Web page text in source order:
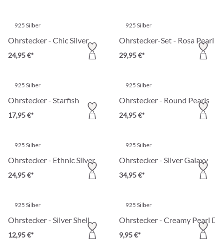
925 Silber
Ohrstecker - Chic Silver
24,95 €*
925 Silber
Ohrstecker-Set - Rosa Pearl
29,95 €*
925 Silber
Ohrstecker - Starfish
17,95 €*
925 Silber
Ohrstecker - Round Pearls
24,95 €*
925 Silber
Ohrstecker - Ethnic Silver
24,95 €*
925 Silber
Ohrstecker - Silver Galaxy
34,95 €*
925 Silber
Ohrstecker - Silver Shell
12,95 €*
925 Silber
Ohrstecker - Creamy Pearl
9,95 €*